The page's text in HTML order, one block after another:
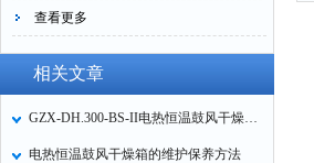
查看更多
相关文章
GZX-DH.300-BS-II电热恒温鼓风干燥使用及注意事项
电热恒温鼓风干燥箱的维护保养方法